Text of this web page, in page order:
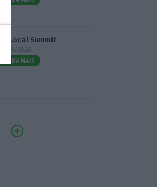
3.º Local Summit
07/10/2026
SAIBA MAIS